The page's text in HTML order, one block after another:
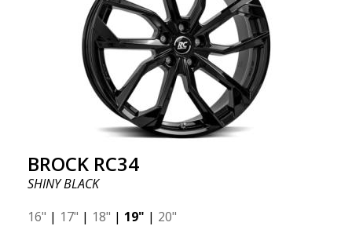
BROCK RC34
SHINY BLACK
16" | 17" | 18" | 19" | 20"